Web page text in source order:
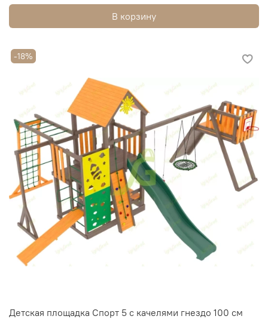
В корзину
-18%
Детская площадка Спорт 5 с качелями гнездо 100 см